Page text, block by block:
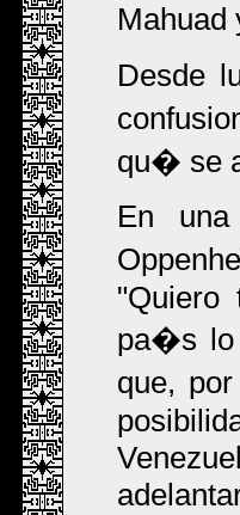
Desde
qu� se
En
"Quiero
pa�s lo
que,